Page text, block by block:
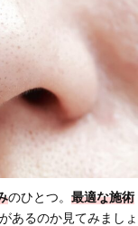
のひとつ。 最適な施術
あるのか見てみましょ